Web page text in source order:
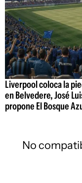
Liverpool coloca la
en Belvedere, José
propone El Bosque
No